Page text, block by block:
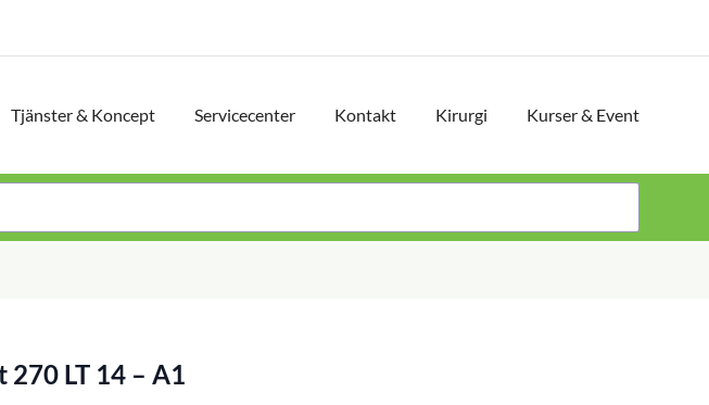
Tjänster & Koncept Servicecenter Kontakt Kirurgi Kurser & Event
270 LT 14 – A1